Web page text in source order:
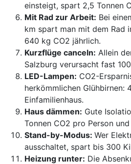
einsteigt, spart 2,5 Tonnen
Mit Rad zur Arbeit: Bei
km spart man mit dem Rad
640 kg CO2 jährlich.
Kurzflüge canceln: Allein
Salzburg verursacht fast
LED-Lampen: CO2-
herkömmlichen Glühbirnen:
Einfamilienhaus.
Haus dämmen: Gute
Tonnen CO2 pro Person und
Stand-by-Modus: Wer
ausschaltet, spart bis 300
Heizung runter: Die